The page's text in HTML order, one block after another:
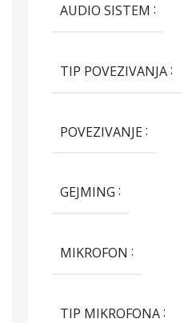
AUDIO SISTEM
TIP POVEZIVANJA
POVEZIVANJE
GEJMING
MIKROFON
TIP MIKROFONA